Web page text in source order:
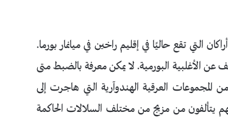
تقع حاليًا في إقليم راخين في ميانمار بورما.
عن الأغلبية البورمية. لا يمكن معرفة بالضبط متى
العرقية الهندوآرية التي هاجرت إلى
يتألفون من مزيج من مختلف السلالات الحاكمة